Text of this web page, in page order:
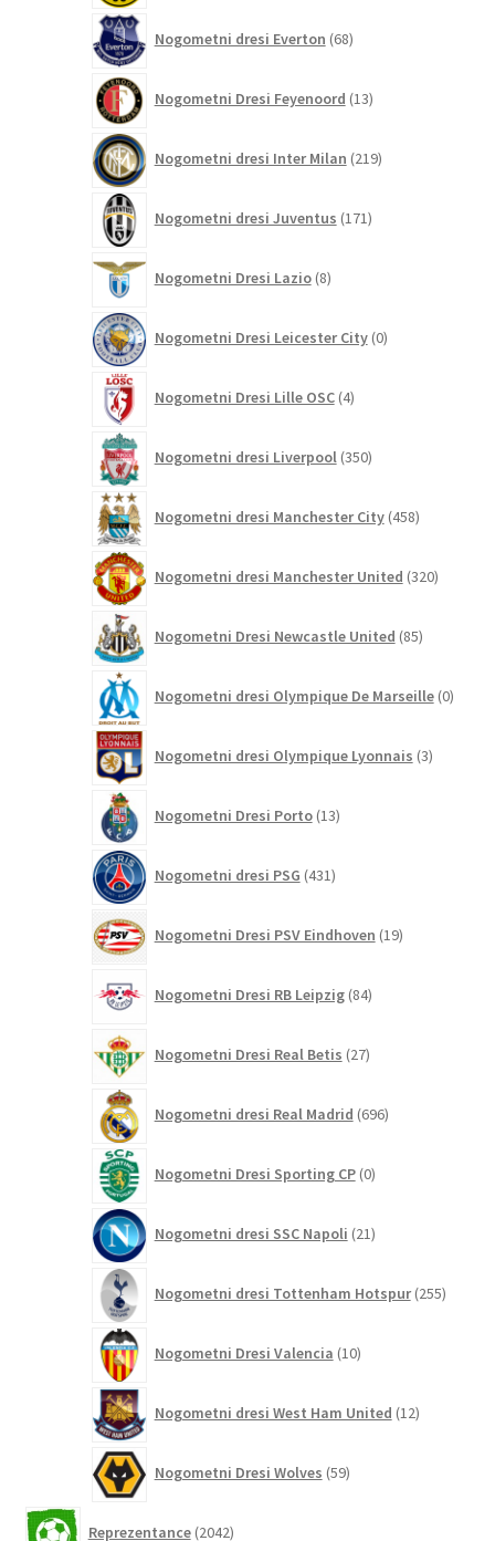
Nogometni dresi Everton 68izdelkov
Nogometni Dresi Feyenoord 13izdelkov
Nogometni dresi Inter Milan 219izdelkov
Nogometni dresi Juventus 171izdelkov
Nogometni Dresi Lazio 8izdelkov
Nogometni Dresi Leicester City 0izdelkov
Nogometni Dresi Lille OSC 4izdelki
Nogometni dresi Liverpool 350izdelkov
Nogometni dresi Manchester City 458izdelkov
Nogometni dresi Manchester United 320izdelkov
Nogometni Dresi Newcastle United 85izdelkov
Nogometni dresi Olympique De Marseille 0
Nogometni dresi Olympique Lyonnais 3izdelki
Nogometni Dresi Porto 13izdelkov
Nogometni dresi PSG 431izdelkov
Nogometni Dresi PSV Eindhoven 19izdelkov
Nogometni Dresi RB Leipzig 84izdelkov
Nogometni Dresi Real Betis 27izdelkov
Nogometni dresi Real Madrid 696izdelkov
Nogometni Dresi Sporting CP 0izdelkov
Nogometni dresi SSC Napoli 21izdelkov
Nogometni dresi Tottenham Hotspur 255
Nogometni Dresi Valencia 10izdelkov
Nogometni dresi West Ham United 12izdelkov
Nogometni Dresi Wolves 59izdelkov
Reprezentance 2042